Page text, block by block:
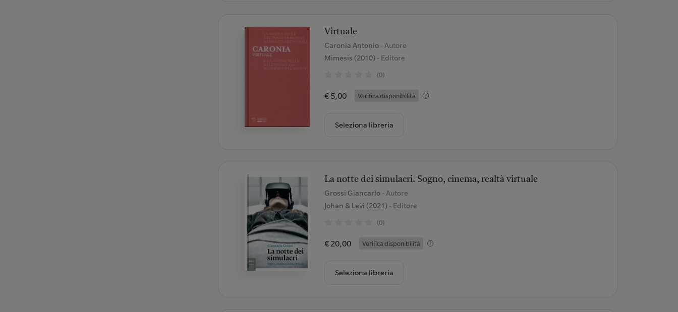
Virtuale
Caronia Antonio - Autore
Mimesis (2010)- Editore
(0)
€ 5,00 Verifica disponibilità
Seleziona libreria
La notte dei simulacri. Sogno, cinema, realtà virtuale
Grossi Giancarlo - Autore
Johan & Levi (2021)- Editore
(0)
€ 20,00 Verifica disponibilità
Seleziona libreria